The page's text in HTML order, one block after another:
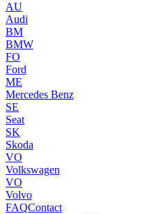
AU
Audi
BM
BMW
FO
Ford
ME
Mercedes Benz
SE
Seat
SK
Skoda
VO
Volkswagen
VO
Volvo
FAQContact